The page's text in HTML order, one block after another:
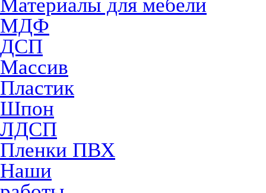
Материалы для мебели
МДФ
ДСП
Массив
Пластик
Шпон
ЛДСП
Пленки ПВХ
Наши